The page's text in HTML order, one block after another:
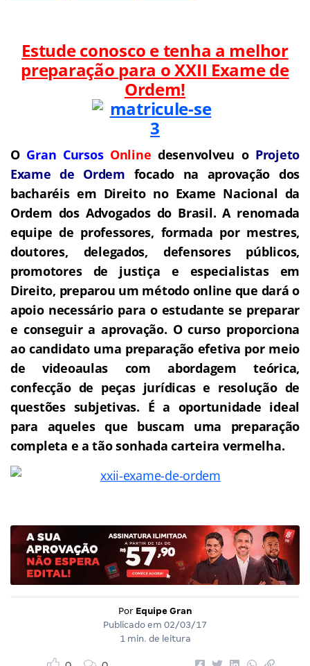
Estude conosco e tenha a melhor
preparação para oXXII Exame de
Ordem!
O Gran Cursos Online desenvolveu o Projeto
Exame de Ordem focado na aprovação dos
bacharéis em Direito no Exame Nacional da
Ordem dos Advogados do Brasil. A renomada
equipe de professores, formada por mestres,
doutores, delegados, defensores públicos,
promotores de justiça e especialistas em
Direito, preparou um método online que dará o
apoio necessário para o estudante se preparar
e conseguir a aprovação. O curso proporciona
ao candidato uma preparação efetiva por meio
de videoaulas com abordagem teórica,
confecção de peças jurídicas e resolução de
questões subjetivas. É a oportunidade ideal
para aqueles que buscam uma preparação
completa e a tão sonhada carteira vermelha.
Por Equipe Gran
Publicado em 02/03/17
1 min. de leitura